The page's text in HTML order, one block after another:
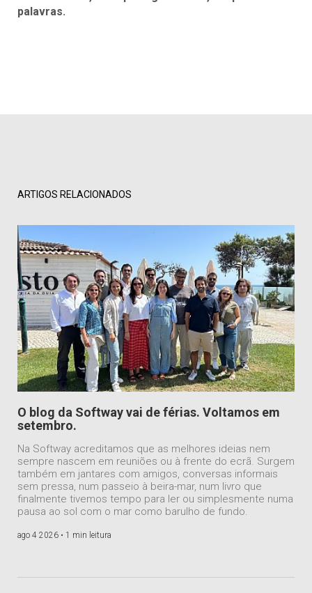
palavras.
ARTIGOS RELACIONADOS
O blog da Softway vai de férias. Voltamos em
setembro.
Na Softway acreditamos que as melhores ideias nem
sempre nascem em reuniões ou à frente do ecrã. Surgem
também em jantares com amigos, conversas informais
sem pressa, num passeio à beira-mar, num livro que
finalmente tivemos tempo para ler ou simplesmente numa
pausa ao sol com o mar como barulho de fundo.
ago 4 2026 • 1 min leitura